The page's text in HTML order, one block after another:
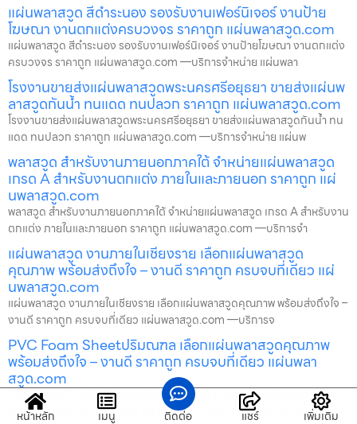
แผ่นพลาสวูด สีดำระนอง รองรับงานเฟอร์นิเจอร์ งานป้าย
โฆษณา งานตกแต่งครบวงจร ราคาถูก แผ่นพลาสวูด.com
แผ่นพลาสวูด สีดำระนอง รองรับงานเฟอร์นิเจอร์ งานป้ายโฆษณา งานตกแต่ง
ครบวงจร ราคาถูก แผ่นพลาสวูด.com —บริการจำหน่าย แผ่นพลา
โรงงานขายส่งแผ่นพลาสวูดพระนครศรีอยุธยา ขายส่งแผ่นพ
ลาสวูดกันน้ำ ทนแดด ทนปลวก ราคาถูก แผ่นพลาสวูด.com
โรงงานขายส่งแผ่นพลาสวูดพระนครศรีอยุธยา ขายส่งแผ่นพลาสวูดกันน้ำ ทน
แดด ทนปลวก ราคาถูก แผ่นพลาสวูด.com —บริการจำหน่าย แผ่นพ
พลาสวูด สำหรับงานภายนอกภาคใต้ จำหน่ายแผ่นพลาสวูด
เกรด A สำหรับงานตกแต่ง ภายในและภายนอก ราคาถูก แผ่
นพลาสวูด.com
พลาสวูด สำหรับงานภายนอกภาคใต้ จำหน่ายแผ่นพลาสวูด เกรด A สำหรับงาน
ตกแต่ง ภายในและภายนอก ราคาถูก แผ่นพลาสวูด.com —บริการจำ
แผ่นพลาสวูด งานภายในเชียงราย เลือกแผ่นพลาสวูด
คุณภาพ พร้อมส่งถึงใจ – งานดี ราคาถูก ครบจบที่เดียว แผ่
นพลาสวูด.com
แผ่นพลาสวูด งานภายในเชียงราย เลือกแผ่นพลาสวูดคุณภาพ พร้อมส่งถึงใจ –
งานดี ราคาถูก ครบจบที่เดียว แผ่นพลาสวูด.com —บริการจ
PVC Foam Sheetปริมณฑล เลือกแผ่นพลาสวูดคุณภาพ
พร้อมส่งถึงใจ – งานดี ราคาถูก ครบจบที่เดียว แผ่นพลา
สวูด.com
PVC Foam Sheetปริมณฑล เลือกแผ่นพลาสวูดคุณภาพ พร้อมส่งถึงใจ –
งานดี ราคาถูก ครบจบที่เดียว แผ่นพลาสวูด.com —บริการจำหน่าย
หน้าหลัก เมนู ติดต่อ แชร์ เพิ่มเติม